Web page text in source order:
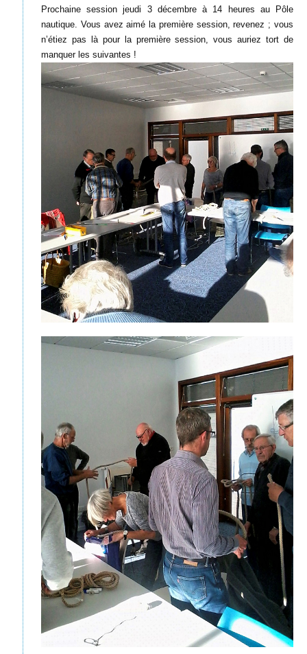
Prochaine session jeudi 3 décembre à 14 heures au Pôle
nautique. Vous avez aimé la première session, revenez ; vous
n’étiez pas là pour la première session, vous auriez tort de
manquer les suivantes !